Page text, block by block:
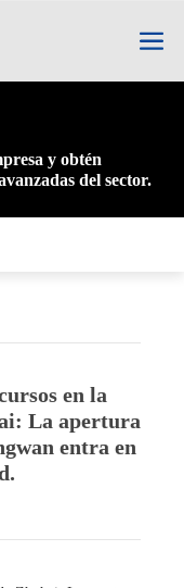
y obtén
del sector.
y obtén
del sector.
y obtén
del sector.
en la
La apertura
entra en